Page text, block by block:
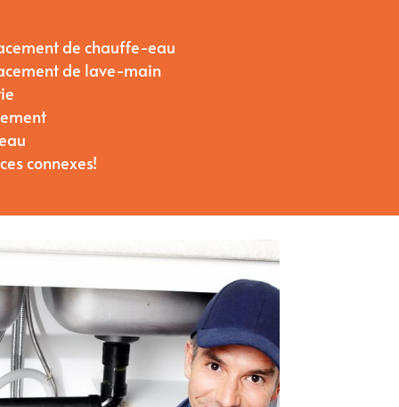
de chauffe-eau
de lave-main
connexes!